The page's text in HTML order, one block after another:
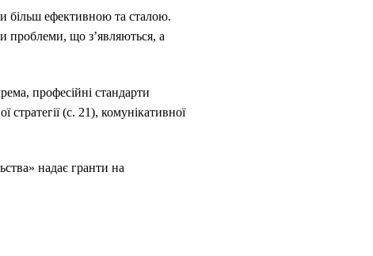
більш ефективною та сталою.
проблеми, що з’являються, а
професійні стандарти
(с. 21), комунікативної
надає гранти на